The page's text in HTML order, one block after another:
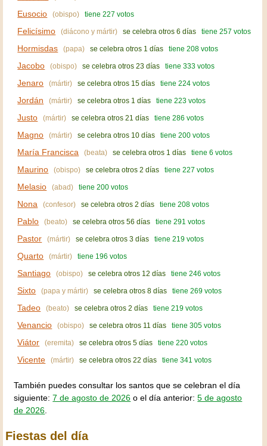
Eusocio (obispo) tiene 227 votos
Felicísimo (diácono y mártir) se celebra otros 6 días tiene 257 votos
Hormisdas (papa) se celebra otros 1 días tiene 208 votos
Jacobo (obispo) se celebra otros 23 días tiene 333 votos
Jenaro (mártir) se celebra otros 15 días tiene 224 votos
Jordán (mártir) se celebra otros 1 días tiene 223 votos
Justo (mártir) se celebra otros 21 días tiene 286 votos
Magno (mártir) se celebra otros 10 días tiene 200 votos
María Francisca (beata) se celebra otros 1 días tiene 6 votos
Maurino (obispo) se celebra otros 2 días tiene 227 votos
Melasio (abad) tiene 200 votos
Nona (confesor) se celebra otros 2 días tiene 208 votos
Pablo (beato) se celebra otros 56 días tiene 291 votos
Pastor (mártir) se celebra otros 3 días tiene 219 votos
Quarto (mártir) tiene 196 votos
Santiago (obispo) se celebra otros 12 días tiene 246 votos
Sixto (papa y mártir) se celebra otros 8 días tiene 269 votos
Tadeo (beato) se celebra otros 2 días tiene 219 votos
Venancio (obispo) se celebra otros 11 días tiene 305 votos
Viátor (eremita) se celebra otros 5 días tiene 220 votos
Vicente (mártir) se celebra otros 22 días tiene 341 votos
También puedes consultar los santos que se celebran el día
siguiente:7 de agosto de 2026 o el día anterior:5 de agosto
de 2026.
Fiestas del día